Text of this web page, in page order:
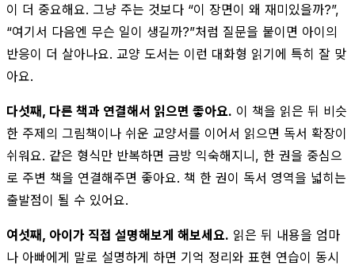
이 더 중요해요. 그냥 주는 것보다 “이 장면이 왜 재미있을까?”,
“여기서 다음엔 무슨 일이 생길까?”처럼 질문을 붙이면 아이의
반응이 더 살아나요. 교양 도서는 이런 대화형 읽기에 특히 잘 맞
아요.
다섯째, 다른 책과 연결해서 읽으면 좋아요. 이 책을 읽은 뒤 비슷
한 주제의 그림책이나 쉬운 교양서를 이어서 읽으면 독서 확장이
쉬워요. 같은 형식만 반복하면 금방 익숙해지니, 한 권을 중심으
로 주변 책을 연결해주면 좋아요. 책 한 권이 독서 영역을 넓히는
출발점이 될 수 있어요.
여섯째, 아이가 직접 설명해보게 해보세요. 읽은 뒤 내용을 엄마
나 아빠에게 말로 설명하게 하면 기억 정리와 표현 연습이 동시